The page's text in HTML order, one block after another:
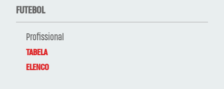
FUTEBOL
Profissional
TABELA
ELENCO